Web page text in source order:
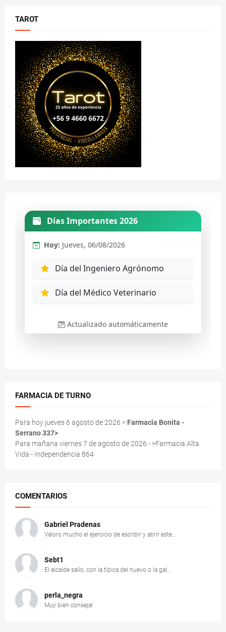
TAROT
FARMACIA DE TURNO
Para hoy jueves 6 agosto de 2026 > Farmacia Bonita -
Serrano 337>
Para mañana viernes 7 de agosto de 2026 - >Farmacia Alta
Vida - Independencia 864
COMENTARIOS
Gabriel Pradenas
Valoro mucho el ejercicio de escribir y abrir este...
Sebt1
El alcalde salío, con la típica del huevo o la gal...
perla_negra
Muy bien consejal